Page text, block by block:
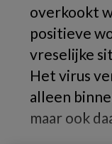
overkookt
positieve
vreselijke
Het virus
alleen
maar ook